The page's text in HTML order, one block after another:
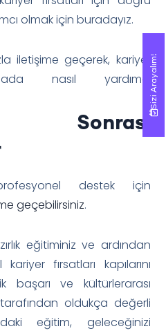
olmak için buradayız.
iletişime geçerek, kariyer
nasıl yardımcı
Sonrası
destek için
geçebilirsiniz.
eğitiminiz ve ardından
fırsatları kapılarını
başarı ve kültürlerarası
oldukça değerli
eğitim, geleceğinizi
Sizi Arayalım!
Sizi Arayalım!